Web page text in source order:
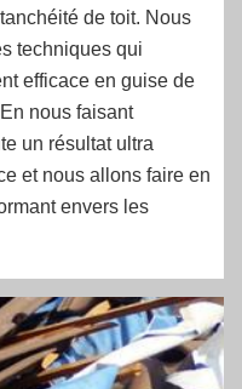
de toit. Nous
techniques qui
efficace en guise de
nous faisant
un résultat ultra
et nous allons faire en
envers les